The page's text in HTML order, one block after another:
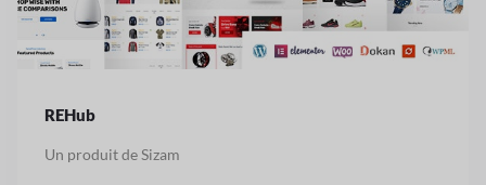
REHub
Un produit de Sizam